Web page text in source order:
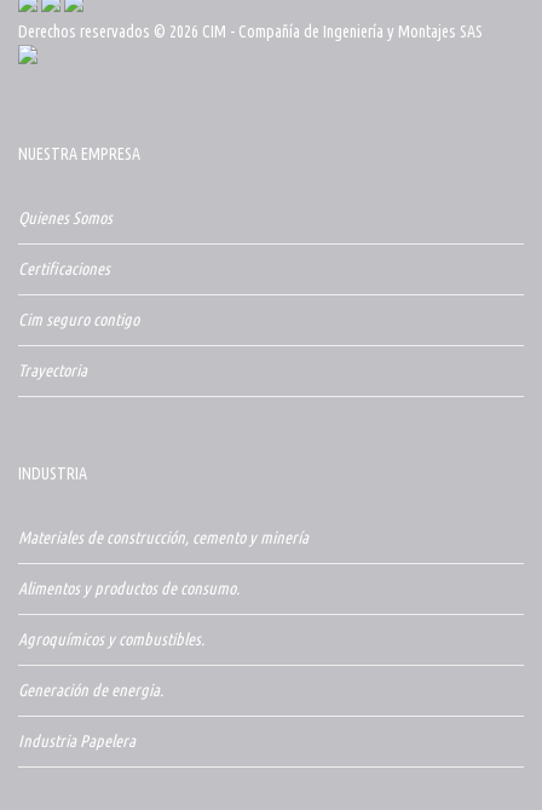
Derechos reservados © 2026 CIM - Compañía de Ingeniería y Montajes SAS
NUESTRA EMPRESA
Quienes Somos
Certificaciones
Cim seguro contigo
Trayectoria
INDUSTRIA
Materiales de construcción, cemento y minería
Alimentos y productos de consumo.
Agroquímicos y combustibles.
Generación de energia.
Industria Papelera